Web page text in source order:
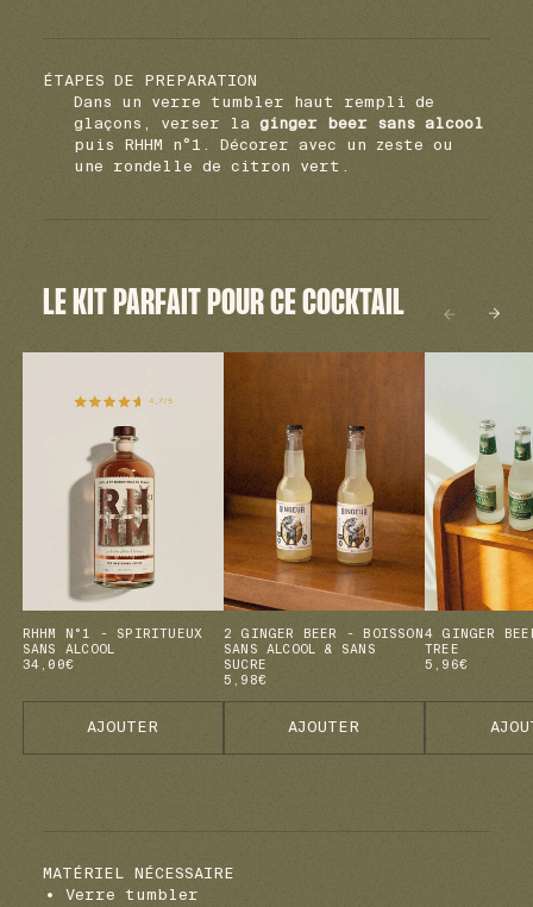
ÉTAPES DE PREPARATION
Dans un verre tumbler haut rempli de
glaçons, verser laginger beer sans alcool
puis RHHM n°1. Décorer avec un zeste ou
une rondelle de citron vert.
LE KIT PARFAIT POUR CE COCKTAIL
RHHM N°1 - SPIRITUEUX
SANS ALCOOL
34,00€
AJOUTER
2 GINGER BEER - BOISSON
SANS ALCOOL & SANS
SUCRE
5,98€
AJOUTER
4 GINGER
TREE
5,96€
MATÉRIEL NÉCESSAIRE
Verre tumbler